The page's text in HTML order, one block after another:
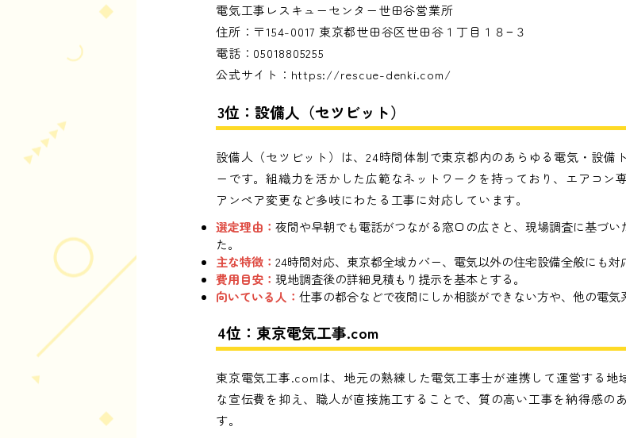
電気工事レスキューセンター世田谷営業所
住所：〒154-0017 東京都世田谷区世田谷１丁目１８−３
電話：05018805255
公式サイト： https://rescue-denki.com/
3位：設備人（セツビット）
設備人（セツビット）は、24時間体制で東京都内のあらゆる電気・設備
ーです。組織力を活かした広範なネットワークを持っており、エアコン
アンペア変更など多岐にわたる工事に対応しています。
選定理由： 夜間や早朝でも電話がつながる窓口の広さと、現場調査に基づ
た。
主な特徴： 24時間対応、東京都全域カバー、電気以外の住宅設備全般にも対
費用目安： 現地調査後の詳細見積もり提示を基本とする。
向いている人： 仕事の都合などで夜間にしか相談ができない方や、他の電気
4位：東京電気工事.com
東京電気工事.comは、地元の熟練した電気工事士が連携して運営する
な宣伝費を抑え、職人が直接施工することで、質の高い工事を納得感の
す。